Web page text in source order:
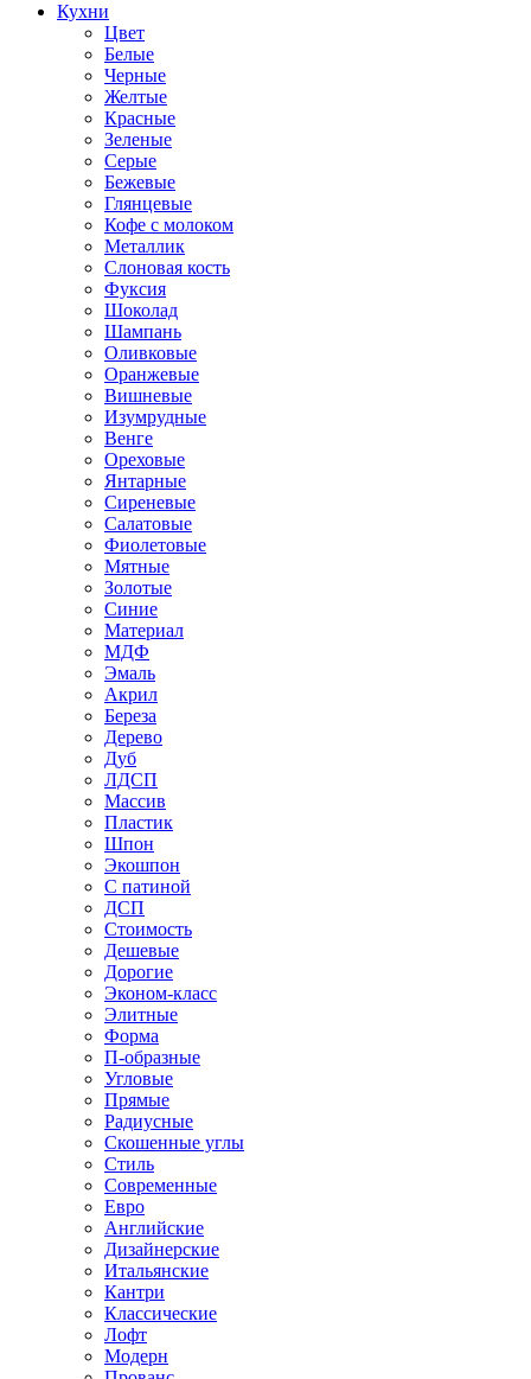
Кухни
Цвет
Белые
Черные
Желтые
Красные
Зеленые
Серые
Бежевые
Глянцевые
Кофе с молоком
Металлик
Слоновая кость
Фуксия
Шоколад
Шампань
Оливковые
Оранжевые
Вишневые
Изумрудные
Венге
Ореховые
Янтарные
Сиреневые
Салатовые
Фиолетовые
Мятные
Золотые
Синие
Материал
МДФ
Эмаль
Акрил
Береза
Дерево
Дуб
ЛДСП
Массив
Пластик
Шпон
Экошпон
С патиной
ДСП
Стоимость
Дешевые
Дорогие
Эконом-класс
Элитные
Форма
П-образные
Угловые
Прямые
Радиусные
Скошенные углы
Стиль
Современные
Евро
Английские
Дизайнерские
Итальянские
Кантри
Классические
Лофт
Модерн